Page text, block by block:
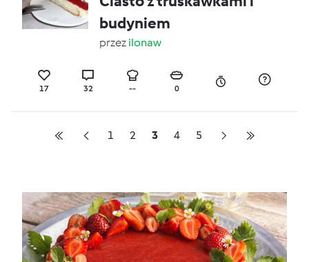
budyniem
przez ilonaw
17 32 -- 0
1 2 3 4 5